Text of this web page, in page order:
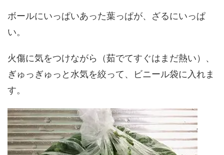
ボールにいっぱいあった葉っぱが、ざるにいっぱ
い。
火傷に気をつけながら（茹でてすぐはまだ熱い）、
ぎゅっぎゅっと水気を絞って、ビニール袋に入れま
す。